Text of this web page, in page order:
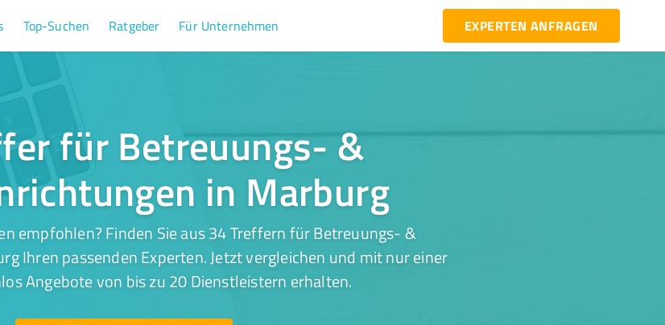
Top-Suchen Ratgeber Für Unternehmen EXPERTEN ANFRAGEN
für Betreuungs- &
in Marburg
empfohlen? Finden Sie aus 34 Treffern für Betreuungs- &
Ihren passenden Experten. Jetzt vergleichen und mit nur einer
Angebote von bis zu 20 Dienstleistern erhalten.